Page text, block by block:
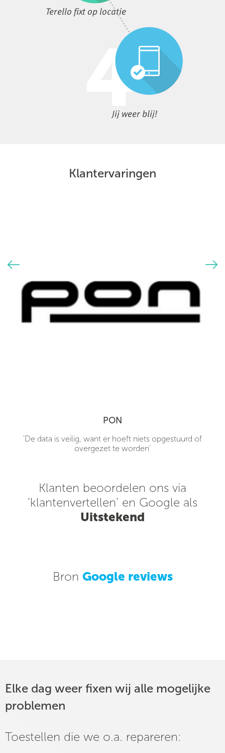
Terello fixt op locatie
Jij weer blij!
Klantervaringen
PON
'De data is veilig, want er hoeft niets opgestuurd of
overgezet te worden'
Klanten beoordelen ons via
‘klantenvertellen’ en Google als
Uitstekend
Bron Google reviews
Elke dag weer fixen wij alle mogelijke
problemen
Toestellen die we o.a. repareren: